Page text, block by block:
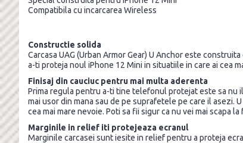
Compatibila cu incarcarea Wireless
Constructie solida
Carcasa UAG (Urban Armor Gear) U Anchor este
a-ti proteja noul iPhone 12 Mini in situatiile in care ai cea
Finisaj din cauciuc pentru mai multa aderenta
Prima regula pentru a-ti tine telefonul protejat este sa nu
mai usor din mana sau de pe suprafetele pe care il asezi.
cea mai mare nevoie. Poti sa fii sigur ca nu vei mai scapa
Marginile in relief iti protejeaza ecranul
Marginile carcasei sunt iesite in relief pentru a proteja